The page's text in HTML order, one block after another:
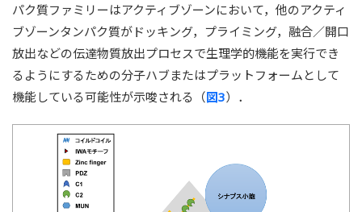
パク質ファミリーはアクティブゾーンにおいて，他のアクティ
ブゾーンタンパク質がドッキング，プライミング，融合／開口
放出などの伝達物質放出プロセスで生理学的機能を実行でき
るようにするための分子ハブまたはプラットフォームとして
機能している可能性が示唆される（図3）．